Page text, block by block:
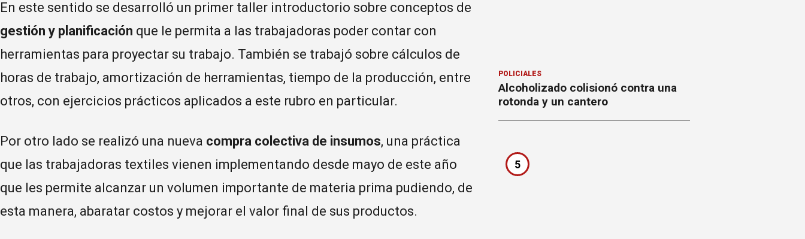
En este sentido se desarrolló un primer taller introductorio sobre conceptos de
gestión y planificación que le permita a las trabajadoras poder contar con
herramientas para proyectar su trabajo. También se trabajó sobre cálculos de
horas de trabajo, amortización de herramientas, tiempo de la producción, entre
otros, con ejercicios prácticos aplicados a este rubro en particular.
Por otro lado se realizó una nueva compra colectiva de insumos, una práctica
que las trabajadoras textiles vienen implementando desde mayo de este año
que les permite alcanzar un volumen importante de materia prima pudiendo, de
esta manera, abaratar costos y mejorar el valor final de sus productos.
POLICIALES
Alcoholizado colisionó contra una
rotonda y un cantero
5